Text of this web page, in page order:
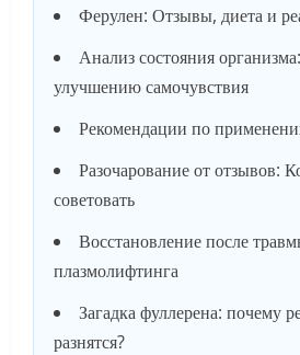
Ферулен: Отзывы, диета и
Анализ состояния
улучшению самочувствия
Рекомендации по
Разочарование от отзывов:
советовать
Восстановление после
плазмолифтинга
Загадка фуллерена: почему
разнятся?